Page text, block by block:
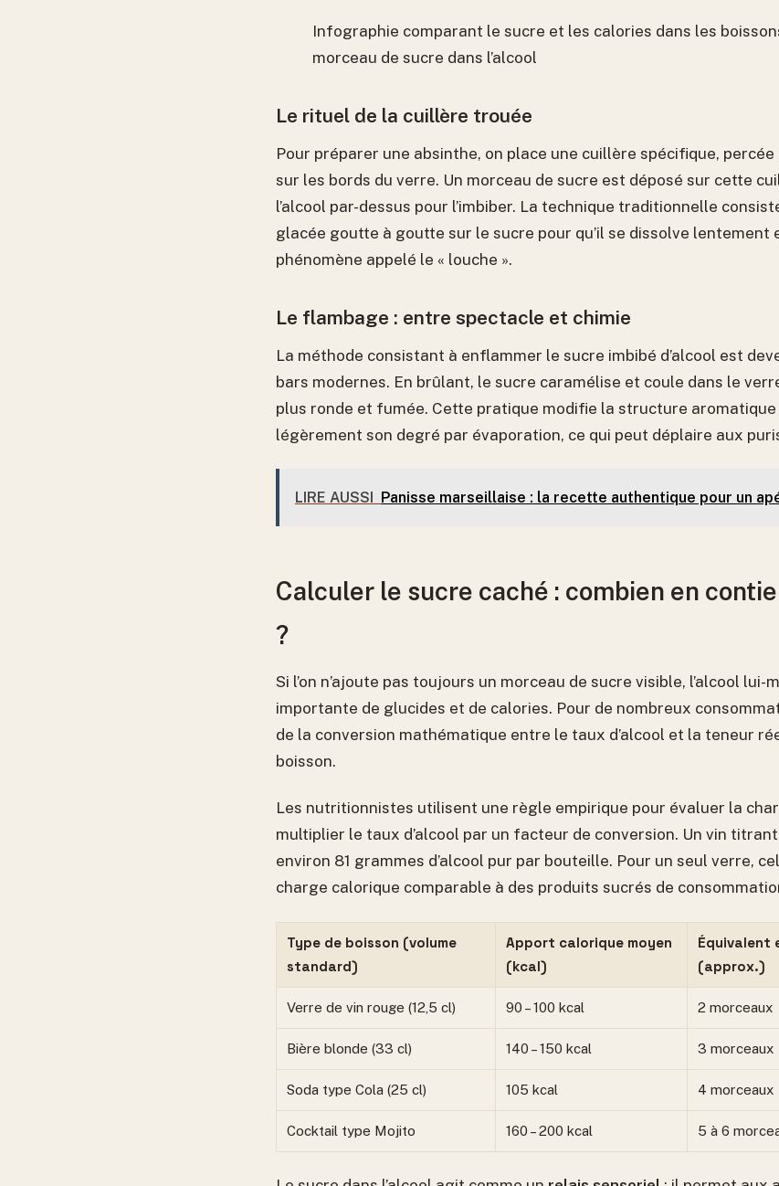
Infographie comparant le sucre et les calories dans les
morceau de sucre dans l’alcool
Le rituel de la cuillère trouée
Pour préparer une absinthe, on place une cuillère spécifique,
sur les bords du verre. Un morceau de sucre est déposé sur cette
l’alcool par-dessus pour l’imbiber. La technique traditionnelle
glacée goutte à goutte sur le sucre pour qu’il se dissolve lentement
phénomène appelé le « louche ».
Le flambage : entre spectacle et chimie
La méthode consistant à enflammer le sucre imbibé d’alcool est
bars modernes. En brûlant, le sucre caramélise et coule dans le
plus ronde et fumée. Cette pratique modifie la structure aromatique
légèrement son degré par évaporation, ce qui peut déplaire aux
LIRE AUSSI Panisse marseillaise : la recette authentique pour un
Calculer le sucre caché : combien en
?
Si l’on n’ajoute pas toujours un morceau de sucre visible, l’alcool lui-
importante de glucides et de calories. Pour de nombreux
de la conversion mathématique entre le taux d’alcool et la teneur
boisson.
Les nutritionnistes utilisent une règle empirique pour évaluer la
multiplier le taux d’alcool par un facteur de conversion. Un vin
environ 81 grammes d’alcool pur par bouteille. Pour un seul verre,
charge calorique comparable à des produits sucrés de
Type de boisson (volume
standard)
Apport calorique moyen
(kcal)
Équivalent
(approx.)
Verre de vin rouge (12,5 cl) 90 – 100 kcal 2 morceaux
Bière blonde (33 cl) 140 – 150 kcal 3 morceaux
Soda type Cola (25 cl) 105 kcal 4 morceaux
Cocktail type Mojito 160 – 200 kcal 5 à 6